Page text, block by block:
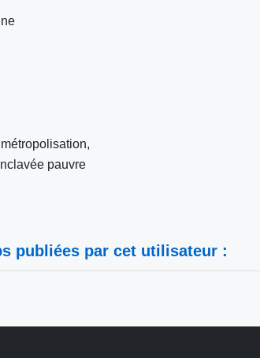
pauvre
publiées par cet utilisateur :